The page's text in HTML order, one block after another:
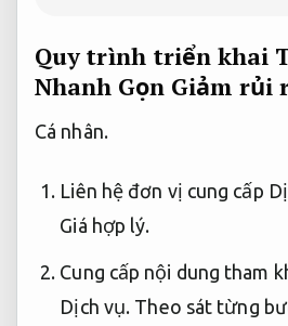
Quy trình triển khai
Nhanh Gọn Giảm rủi
Cá nhân.
Liên hệ đơn vị cung cấp
Giá hợp lý.
Cung cấp nội dung tham
Dịch vụ. Theo sát từng